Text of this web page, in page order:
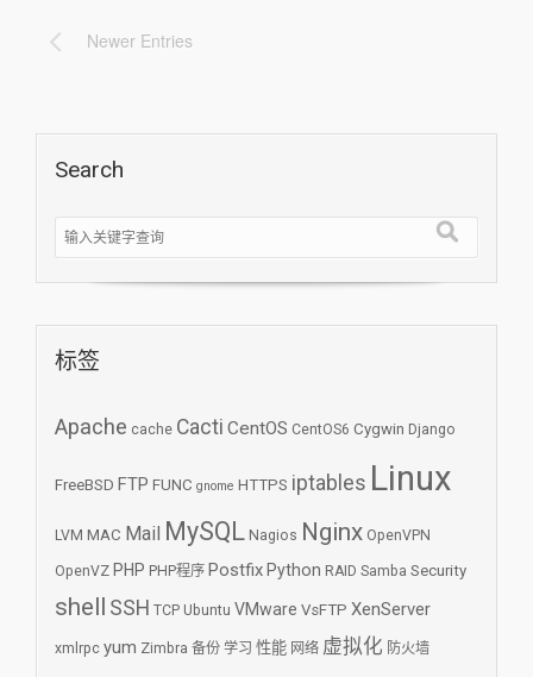
Newer Entries
Search
标签
Apache cache Cacti CentOS CentOS6 Cygwin Django
FreeBSD FTP FUNC gnome HTTPS iptables Linux
LVM MAC Mail MySQL Nagios Nginx OpenVPN
OpenVZ PHP PHP程序 Postfix Python RAID Samba Security
shell SSH TCP Ubuntu VMware VsFTP XenServer
xmlrpc yum Zimbra 备份 学习 性能 网络 虚拟化 防火墙